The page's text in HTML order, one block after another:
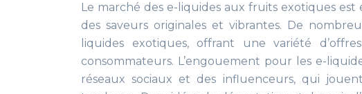
Le marché des e-liquides aux fruits exotiques
des saveurs originales et vibrantes. De
liquides exotiques, offrant une variété
consommateurs. L’engouement pour les e-
réseaux sociaux et des influenceurs, qui